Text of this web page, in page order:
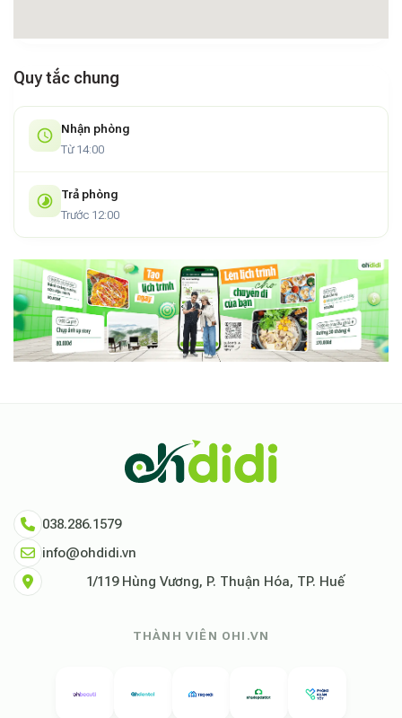
Quy tắc chung
Nhận phòng
Từ 14:00
Trả phòng
Trước 12:00
038.286.1579
info@ohdidi.vn
1/119 Hùng Vương, P. Thuận Hóa, TP. Huế
THÀNH VIÊN OHI.VN